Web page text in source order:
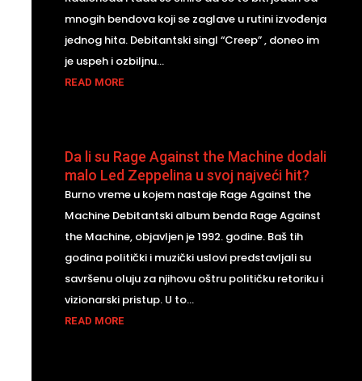
mnogih bendova koji se zaglave u rutini izvođenja
jednog hita. Debitantski singl “Creep” , doneo im
je uspeh i ozbiljnu...
READ MORE
Da li su Rage Against the Machine dodali
malo Led Zeppelina u svoj najveći hit?
Burno vreme u kojem nastaje Rage Against the
Machine Debitantski album benda Rage Against
the Machine, objavljen je 1992. godine. Baš tih
godina politički i muzički uslovi predstavljali su
savršenu oluju za njihovu oštru političku retoriku i
vizionarski pristup. U to...
READ MORE